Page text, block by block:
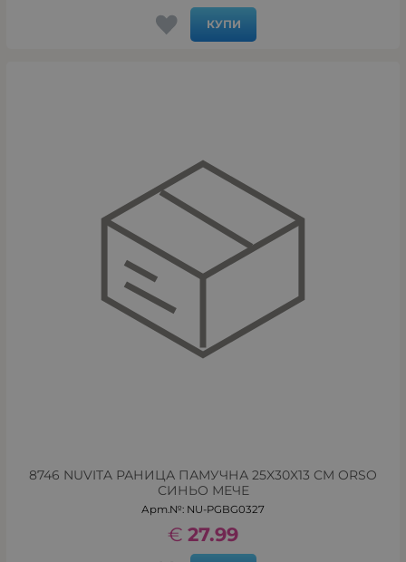
КУПИ
8746 NUVITA РАНИЦА ПАМУЧНА 25X30X13 CM ORSO
СИНЬО МЕЧЕ
Арт.№: NU-PGBG0327
27.99
€